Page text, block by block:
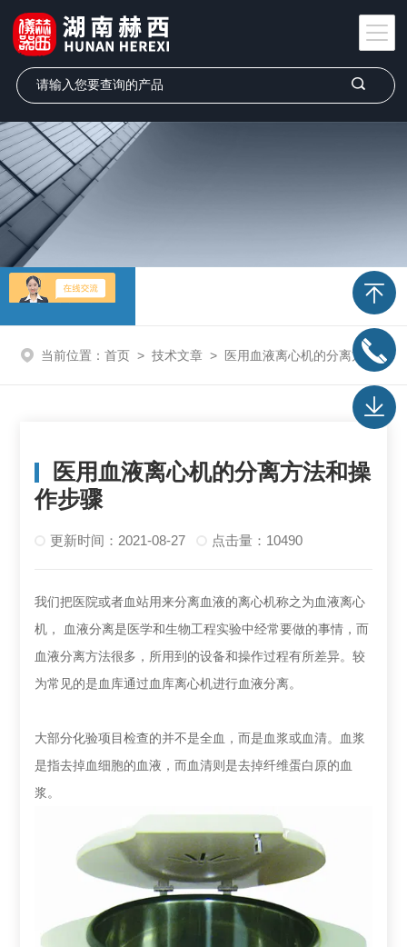
技术文章
当前位置： 首页 > 技术文章 > 医用血液离心机的分离方法和操作步骤
医用血液离心机的分离方法和操
作步骤
更新时间：2021-08-27 点击量：10490
我们把医院或者血站用来分离血液的离心机称之为血液离心
机， 血液分离是医学和生物工程实验中经常要做的事情，而
血液分离方法很多，所用到的设备和操作过程有所差异。较
为常见的是血库通过血库离心机进行血液分离。
大部分化验项目检查的并不是全血，而是血浆或血清。血浆
是指去掉血细胞的血液，而血清则是去掉纤维蛋白原的血
浆。